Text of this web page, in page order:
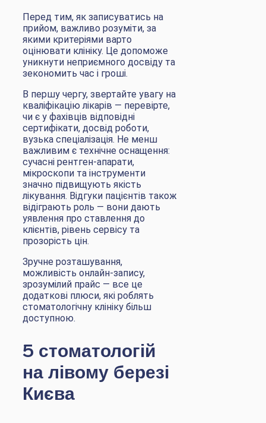
Перед тим, як записуватись на
прийом, важливо розуміти, за
якими критеріями варто
оцінювати клініку. Це допоможе
уникнути неприємного досвіду та
зекономить час і гроші.
В першу чергу, звертайте увагу на
кваліфікацію лікарів — перевірте,
чи є у фахівців відповідні
сертифікати, досвід роботи,
вузька спеціалізація. Не менш
важливим є технічне оснащення:
сучасні рентген-апарати,
мікроскопи та інструменти
значно підвищують якість
лікування. Відгуки пацієнтів також
відіграють роль — вони дають
уявлення про ставлення до
клієнтів, рівень сервісу та
прозорість цін.
Зручне розташування,
можливість онлайн-запису,
зрозумілий прайс — все це
додаткові плюси, які роблять
стоматологічну клініку більш
доступною.
5 стоматологій
на лівому березі
Києва